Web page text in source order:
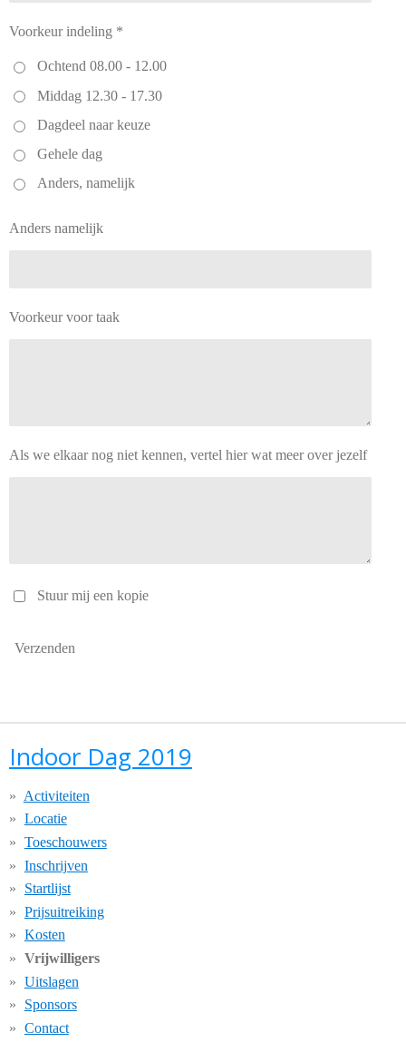
Voorkeur indeling *
Ochtend 08.00 - 12.00
Middag 12.30 - 17.30
Dagdeel naar keuze
Gehele dag
Anders, namelijk
Anders namelijk
Voorkeur voor taak
Als we elkaar nog niet kennen, vertel hier wat meer over jezelf
Stuur mij een kopie
Verzenden
Indoor Dag 2019
Activiteiten
Locatie
Toeschouwers
Inschrijven
Startlijst
Prijsuitreiking
Kosten
Vrijwilligers
Uitslagen
Sponsors
Contact